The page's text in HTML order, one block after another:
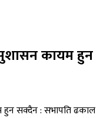
कायम हुन